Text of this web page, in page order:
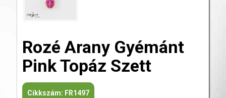
Rozé Arany Gyémánt
Pink Topáz Szett
Cikkszám: FR1497